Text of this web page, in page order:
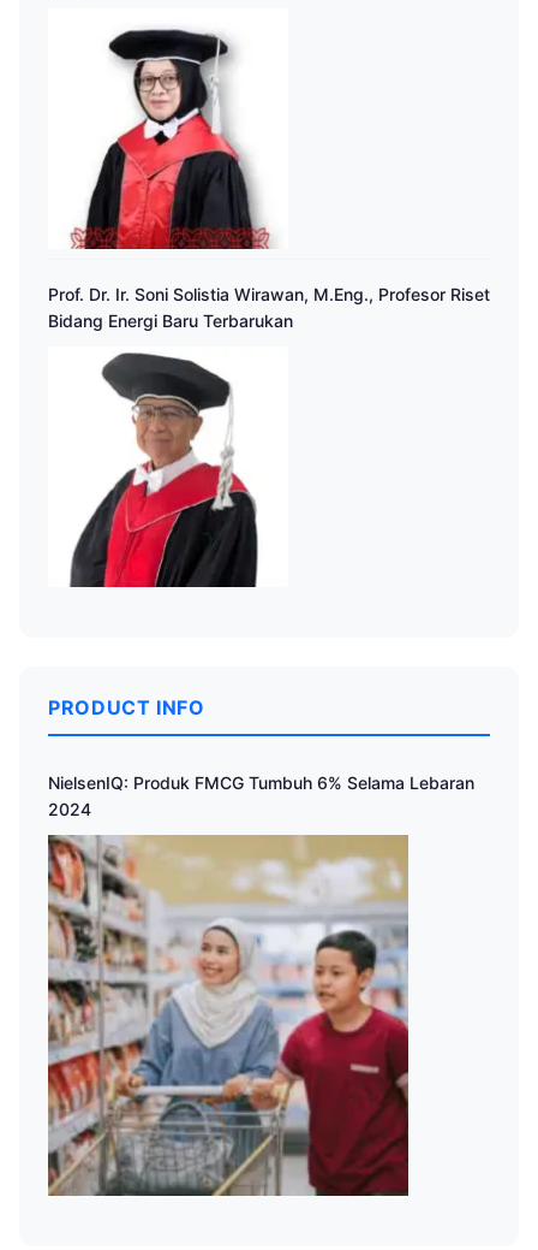
Prof. Dr. Ir. Soni Solistia Wirawan, M.Eng., Profesor Riset
Bidang Energi Baru Terbarukan
PRODUCT INFO
NielsenIQ: Produk FMCG Tumbuh 6% Selama Lebaran
2024